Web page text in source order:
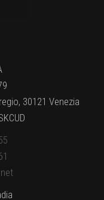
30121 Venezia